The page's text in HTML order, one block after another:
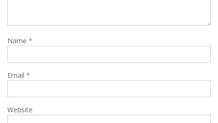
Name *
Email *
Website